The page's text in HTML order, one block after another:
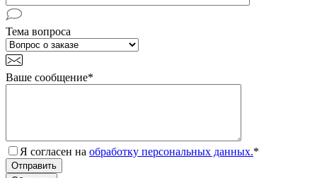
Тема вопроса
Ваше сообщение*
Я согласен на обработку персональных данных.*